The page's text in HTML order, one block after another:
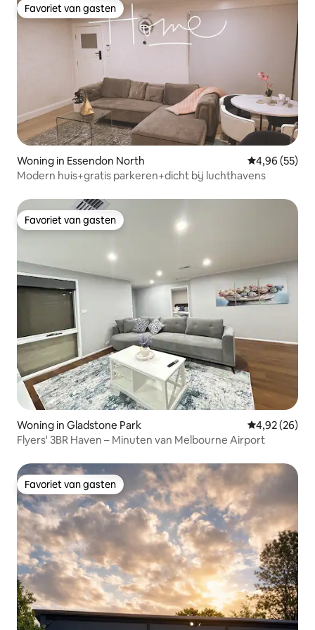
Favoriet van gasten
Favoriet van gasten
Woning in Essendon North Gemiddelde
4,96 (55)
Modern huis+gratis parkeren+dicht bij luchthavens
Favoriet van gasten
Favoriet van gasten
Woning in Gladstone Park Gemiddelde
4,92 (26)
Flyers' 3BR Haven – Minuten van Melbourne Airport
Favoriet van gasten
Favoriet van gasten